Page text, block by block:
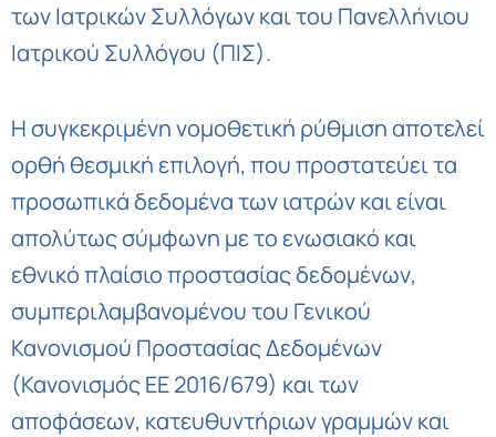
των Ιατρικών Συλλόγων και του Πανελλήνιου
Ιατρικού Συλλόγου (ΠΙΣ).
Η συγκεκριμένη νομοθετική ρύθμιση αποτελεί
ορθή θεσμική επιλογή, που προστατεύει τα
προσωπικά δεδομένα των ιατρών και είναι
απολύτως σύμφωνη με το ενωσιακό και
εθνικό πλαίσιο προστασίας δεδομένων,
συμπεριλαμβανομένου του Γενικού
Κανονισμού Προστασίας Δεδομένων
(Κανονισμός ΕΕ 2016/679) και των
αποφάσεων, κατευθυντήριων γραμμών και